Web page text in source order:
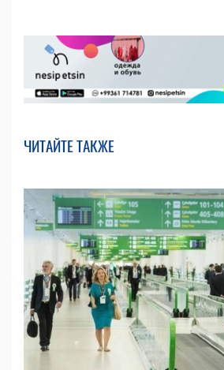
ЧИТАЙТЕ ТАКЖЕ